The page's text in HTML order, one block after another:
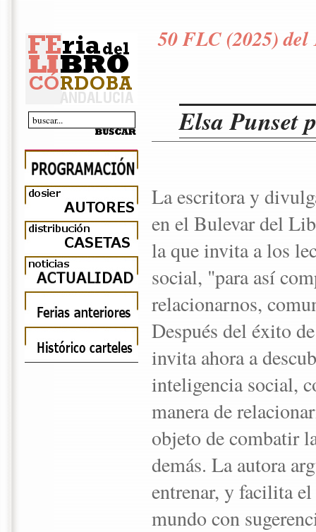
50 FLC (2025) del
Elsa Punset
La escritora y
en el Bulevar del
la que invita a los
social, "para así
relacionarnos,
Después del éxito
invita ahora a
inteligencia social,
manera de
objeto de combatir
demás. La autora
entrenar, y facilita
mundo con